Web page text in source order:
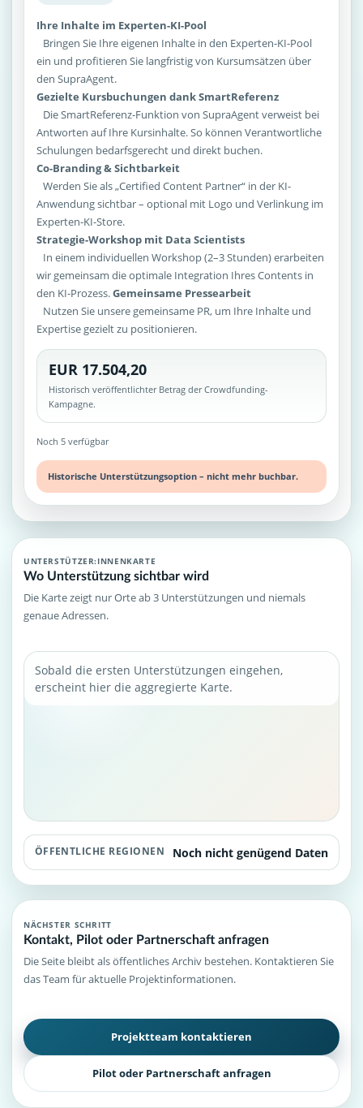
Ihre Inhalte im Experten-KI-Pool
Bringen Sie Ihre eigenen Inhalte in den Experten-KI-Pool
ein und profitieren Sie langfristig von Kursumsätzen über
den SupraAgent.
Gezielte Kursbuchungen dank SmartReferenz
Die SmartReferenz-Funktion von SupraAgent verweist bei
Antworten auf Ihre Kursinhalte. So können Verantwortliche
Schulungen bedarfsgerecht und direkt buchen.
Co-Branding & Sichtbarkeit
Werden Sie als „Certified Content Partner“ in der KI-
Anwendung sichtbar – optional mit Logo und Verlinkung im
Experten-KI-Store.
Strategie-Workshop mit Data Scientists
In einem individuellen Workshop (2–3 Stunden) erarbeiten
wir gemeinsam die optimale Integration Ihres Contents in
den KI-Prozess.Gemeinsame Pressearbeit
Nutzen Sie unsere gemeinsame PR, um Ihre Inhalte und
Expertise gezielt zu positionieren.
EUR 17.504,20
Historisch veröffentlichter Betrag der Crowdfunding-
Kampagne.
Noch 5 verfügbar
Historische Unterstützungsoption – nicht mehr buchbar.
UNTERSTÜTZER:INNENKARTE
Wo Unterstützung sichtbar wird
Die Karte zeigt nur Orte ab 3 Unterstützungen und niemals
genaue Adressen.
Sobald die ersten Unterstützungen eingehen,
erscheint hier die aggregierte Karte.
ÖFFENTLICHE REGIONEN Noch nicht genügend Daten
NÄCHSTER SCHRITT
Kontakt, Pilot oder Partnerschaft anfragen
Die Seite bleibt als öffentliches Archiv bestehen. Kontaktieren Sie
das Team für aktuelle Projektinformationen.
Projektteam kontaktieren
Pilot oder Partnerschaft anfragen